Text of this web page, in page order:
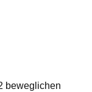
beweglichen